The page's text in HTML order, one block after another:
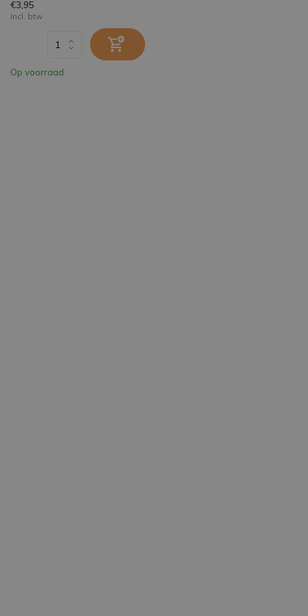
€3,95
Incl. btw
Op voorraad